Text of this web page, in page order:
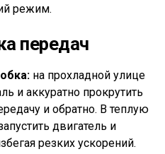
режим.
передач
на прохладной улице
и аккуратно прокрутить
и обратно. В теплую
двигатель и
резких ускорений.